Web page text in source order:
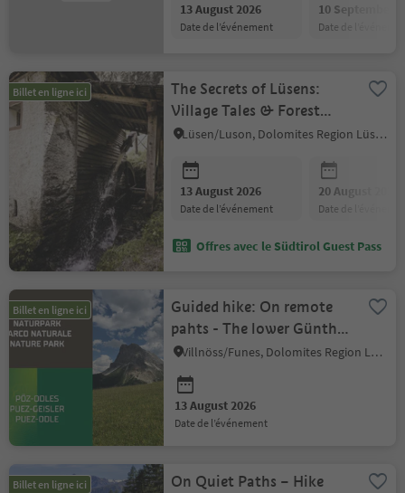
13 August 2026
date de l’événement
10 September
date de
Billet en ligne ici
The Secrets of Lüsens:
Village Tales & Forest
Myths
Lüsen/Luson, Dolomites Region Lüsen Villnöss
13 August 2026
date de l’événement
20 August 2026
date de
Offres avec le Südtirol Guest Pass
Billet en ligne ici
Guided hike: On remote
pahts - The lower Günther
Messner Trail
Villnöss/Funes, Dolomites Region Lüsen Villnöss
13 August 2026
date de l’événement
Billet en ligne ici
On Quiet Paths – Hike